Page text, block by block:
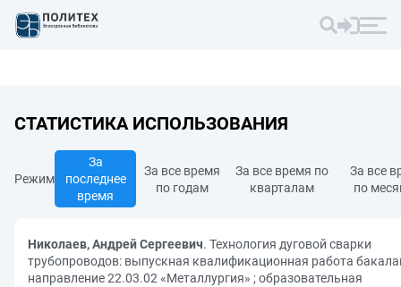
СТАТИСТИКА ИСПОЛЬЗОВАНИЯ
Режим
За
последнее
время
За все время
по годам
За все время по
кварталам
За все
по
Николаев, Андрей Сергеевич. Технология дуговой сварки
трубопроводов: выпускная квалификационная работа
направление 22.03.02 «Металлургия» ; образовательная